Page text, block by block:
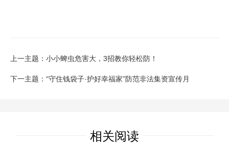
上一主题：小小蜱虫危害大，3招教你轻松防！
下一主题：“守住钱袋子·护好幸福家”防范非法集资宣传月
相关阅读